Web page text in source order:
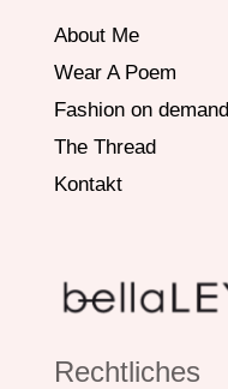
About Me
Wear A Poem
Fashion on demand
The Thread
Kontakt
Rechtliches